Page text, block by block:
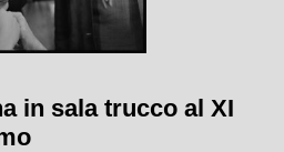
in sala trucco al XI